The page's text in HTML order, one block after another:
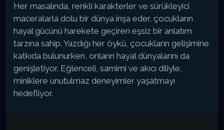
Her masalında, renkli karakterler ve sürükleyici
maceralarla dolu bir dünya inşa eder, çocukların
hayal gücünü harekete geçiren eşsiz bir anlatım
tarzına sahip. Yazdığı her öykü, çocukların gelişimine
katkıda bulunurken, onların hayal dünyalarını da
genişletiyor. Eğlenceli, samimi ve akıcı diliyle,
miniklere unutulmaz deneyimler yaşatmayı
hedefliyor.